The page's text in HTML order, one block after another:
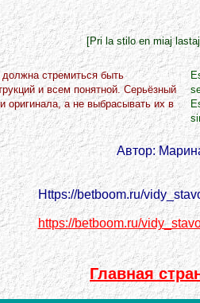
[Pri la stilo en miaj
должна стремиться быть
и всем понятной. Серьёзный
оригинала, а не выбрасывать их в
Автор:
Https://betboom.ru/
https://betboom.ru/
Главная